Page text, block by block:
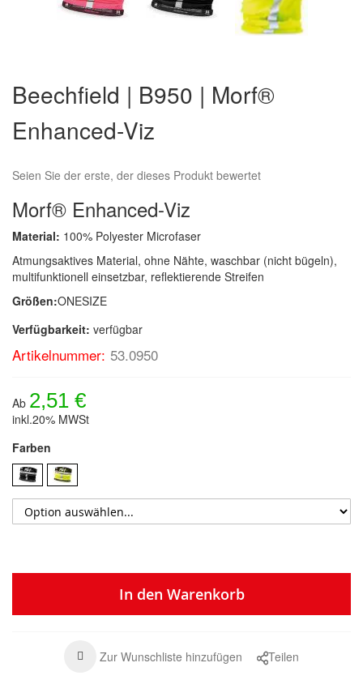
der
Bildergalerie
springen
Beechfield | B950 | Morf®
Enhanced-Viz
Seien Sie der erste, der dieses Produkt bewertet
Morf® Enhanced-Viz
Material: 100% Polyester Microfaser
Atmungsaktives Material, ohne Nähte, waschbar (nicht bügeln),
multifunktionell einsetzbar, reflektierende Streifen
Größen:ONESIZE
Verfügbarkeit: verfügbar
Artikelnummer: 53.0950
Ab 2,51 €
inkl.20% MWSt
Farben
In den Warenkorb
Zur Wunschliste hinzufügen Teilen